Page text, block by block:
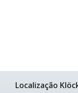
Localização